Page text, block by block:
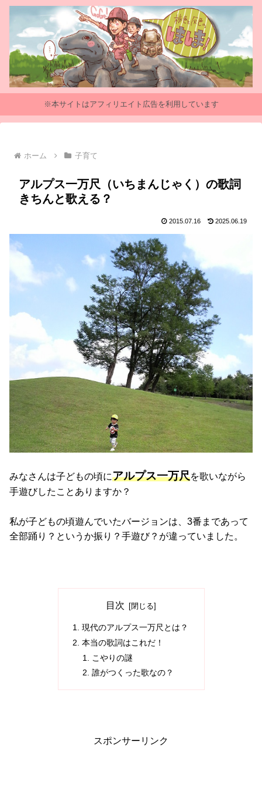
※本サイトはアフィリエイト広告を利用しています
ホーム 子育て
アルプス一万尺（いちまんじゃく）の歌詞
きちんと歌える？
2015.07.16 2025.06.19
みなさんは子どもの頃にアルプス一万尺を歌いながら
手遊びしたことありますか？
私が子どもの頃遊んでいたバージョンは、3番まであって
全部踊り？というか振り？手遊び？が違っていました。
目次
現代のアルプス一万尺とは？
本当の歌詞はこれだ！
こやりの謎
誰がつくった歌なの？
スポンサーリンク